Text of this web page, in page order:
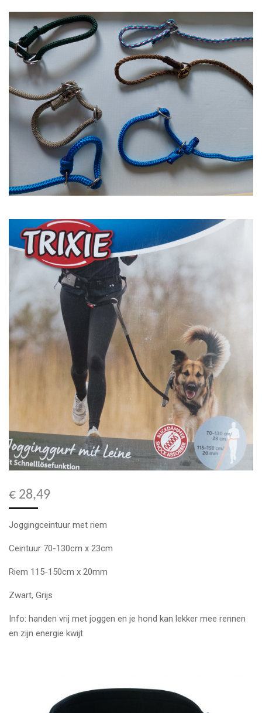
€ 28,49
Joggingceintuur met riem
Ceintuur 70-130cm x 23cm
Riem 115-150cm x 20mm
Zwart, Grijs
Info: handen vrij met joggen en je hond kan lekker mee rennen
en zijn energie kwijt